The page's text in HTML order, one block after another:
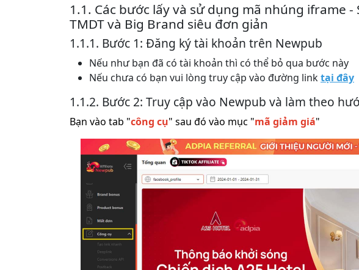
1.1. Các bước lấy và sử dụng mã nhúng iframe -
TMDT và Big Brand siêu đơn giản
1.1.1. Bước 1: Đăng ký tài khoản trên Newpub
Nếu như bạn đã có tài khoản thì có thể bỏ qua bước này
Nếu chưa có bạn vui lòng truy cập vào đường linktại đây
1.1.2. Bước 2: Truy cập vào Newpub và làm theo
Bạn vào tab "công cụ" sau đó vào mục "mã giảm giá"